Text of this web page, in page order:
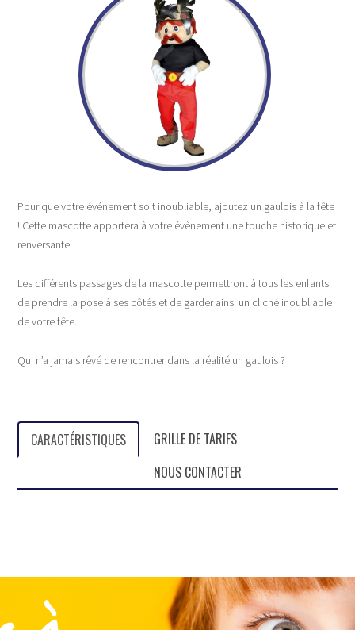
Pour que votre événement soit inoubliable, ajoutez un gaulois à la fête
! Cette mascotte apportera à votre évènement une touche historique et
renversante.
Les différents passages de la mascotte permettront à tous les enfants
de prendre la pose à ses côtés et de garder ainsi un cliché inoubliable
de votre fête.
Qui n’a jamais rêvé de rencontrer dans la réalité un gaulois ?
CARACTÉRISTIQUES
GRILLE DE TARIFS
NOUS CONTACTER